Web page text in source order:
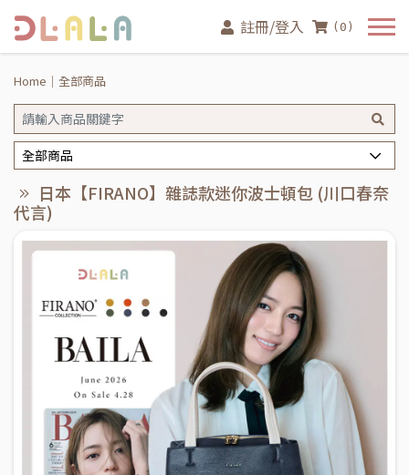
註冊/登入 (0)
Home 全部商品
全部商品
日本【FIRANO】雜誌款迷你波士頓包 (川口春奈
代言)